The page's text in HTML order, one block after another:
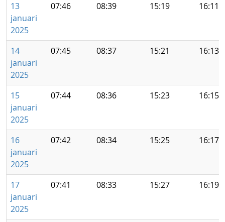
13
januari
2025
07:46 08:39 15:19 16:11
14
januari
2025
07:45 08:37 15:21 16:13
15
januari
2025
07:44 08:36 15:23 16:15
16
januari
2025
07:42 08:34 15:25 16:17
17
januari
2025
07:41 08:33 15:27 16:19